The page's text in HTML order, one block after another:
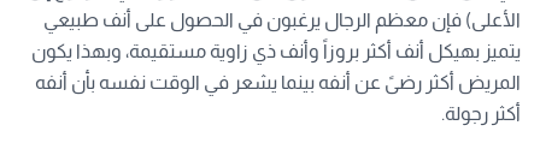
الأعلى) فإن معظم الرجال يرغبون في الحصول على أنف طبيعي
يتميز بهيكل أنف أكثر بروزاً وأنف ذي زاوية مستقيمة، وبهذا يكون
المريض أكثر رضىً عن أنفه بينما يشعر في الوقت نفسه بأن أنفه
أكثر رجولة.